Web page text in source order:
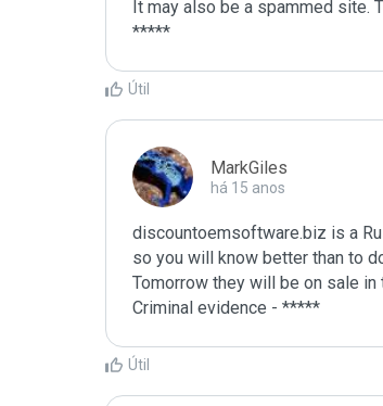
It may also be a spammed site.
Útil
MarkGiles
há 15 anos
discountoemsoftware.biz is a
so you will know better than to
Tomorrow they will be on sale in
Útil